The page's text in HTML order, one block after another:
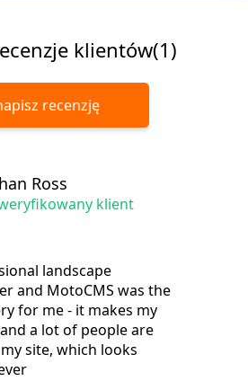
klientów(1)
recenzję
Ross
klient
landscape
and MotoCMS was the
for me - it makes my
a lot of people are
site, which looks